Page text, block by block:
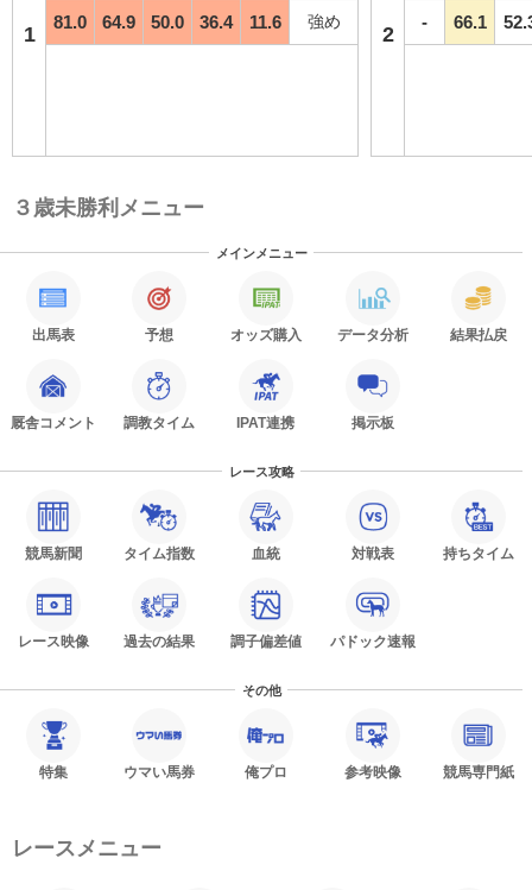
1
81.0 64.9 50.0 36.4 11.6 強め
2
- 66.1
３歳未勝利メニュー
メインメニュー
出馬表 予想 オッズ購入 データ分析 結果払戻
厩舎コメント 調教タイム IPAT連携 掲示板
レース攻略
競馬新聞 タイム指数 血統 対戦表 持ちタイム
レース映像 過去の結果 調子偏差値 パドック速報
その他
特集 ウマい馬券 俺プロ 参考映像 競馬専門紙
レースメニュー